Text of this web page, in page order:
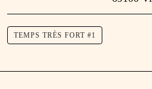
TEMPS TRÈS FORT #1